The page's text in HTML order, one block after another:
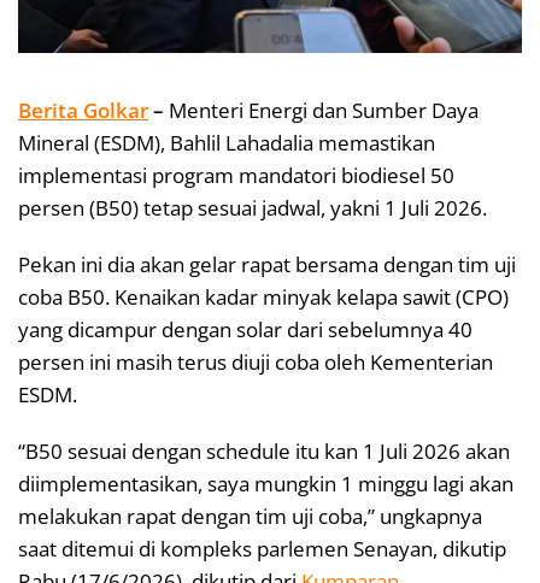
Berita Golkar– Menteri Energi dan Sumber Daya
Mineral (ESDM), Bahlil Lahadalia memastikan
implementasi program mandatori biodiesel 50
persen (B50) tetap sesuai jadwal, yakni 1 Juli 2026.
Pekan ini dia akan gelar rapat bersama dengan tim uji
coba B50. Kenaikan kadar minyak kelapa sawit (CPO)
yang dicampur dengan solar dari sebelumnya 40
persen ini masih terus diuji coba oleh Kementerian
ESDM.
“B50 sesuai dengan schedule itu kan 1 Juli 2026 akan
diimplementasikan, saya mungkin 1 minggu lagi akan
melakukan rapat dengan tim uji coba,” ungkapnya
saat ditemui di kompleks parlemen Senayan, dikutip